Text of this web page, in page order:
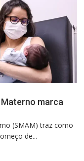
marca
(SMAM) traz como
de...